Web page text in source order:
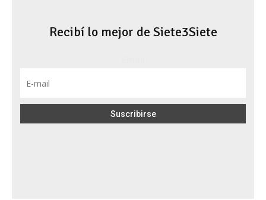
Recibí lo mejor de Siete3Siete